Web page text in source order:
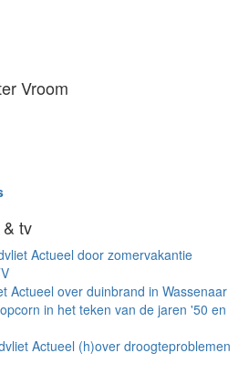
Vroom
tv
Actueel door zomervakantie
Actueel over duinbrand in Wassenaar
in het teken van de jaren '50 en
Actueel (h)over droogteproblemen